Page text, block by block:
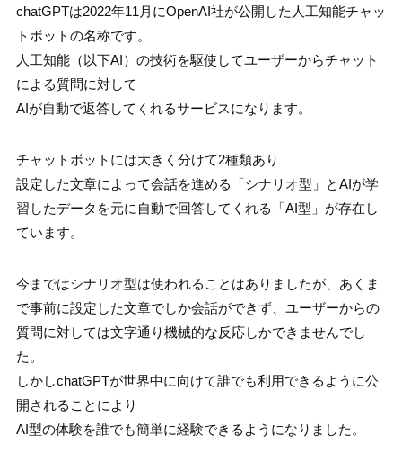
chatGPTは2022年11月にOpenAI社が公開した人工知能チャッ
トボットの名称です。
人工知能（以下AI）の技術を駆使してユーザーからチャット
による質問に対して
AIが自動で返答してくれるサービスになります。
チャットボットには大きく分けて2種類あり
設定した文章によって会話を進める「シナリオ型」とAIが学
習したデータを元に自動で回答してくれる「AI型」が存在し
ています。
今まではシナリオ型は使われることはありましたが、あくま
で事前に設定した文章でしか会話ができず、ユーザーからの
質問に対しては文字通り機械的な反応しかできませんでし
た。
しかしchatGPTが世界中に向けて誰でも利用できるように公
開されることにより
AI型の体験を誰でも簡単に経験できるようになりました。